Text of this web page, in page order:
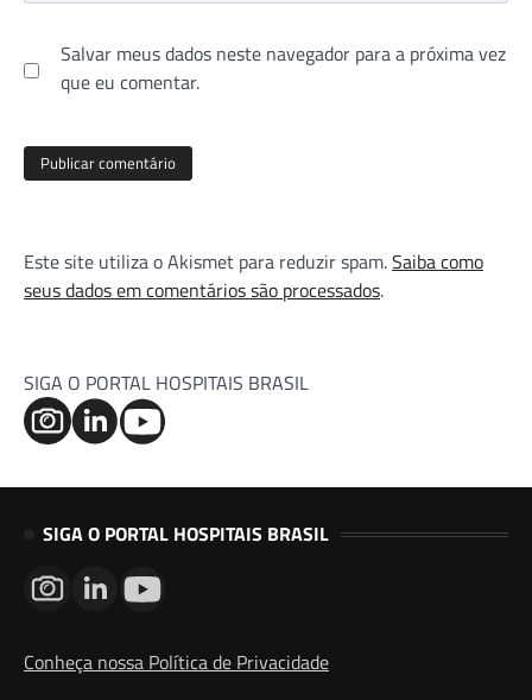
Salvar meus dados neste navegador para a próxima vez
que eu comentar.
Este site utiliza o Akismet para reduzir spam.Saiba como
seus dados em comentários são processados.
SIGA O PORTAL HOSPITAIS BRASIL
SIGA O PORTAL HOSPITAIS BRASIL
Conheça nossa Política de Privacidade